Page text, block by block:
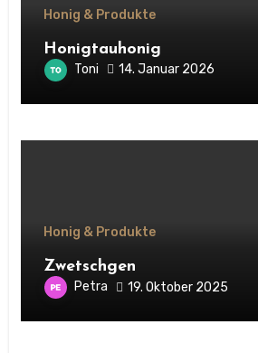
Honig & Produkte
Honigtauhonig
Toni 14. Januar 2026
Honig & Produkte
Zwetschgen
Petra 19. Oktober 2025